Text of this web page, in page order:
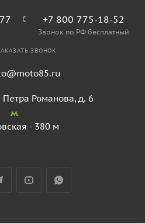
+7 800 775-18-52
Звонок по РФ бесплатный
ЗВОНОК
Петра Романова, д. 6
- 380 м